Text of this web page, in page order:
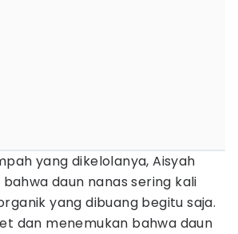
yang dikelolanya, Aisyah
daun nanas sering kali
yang dibuang begitu saja.
dan menemukan bahwa daun